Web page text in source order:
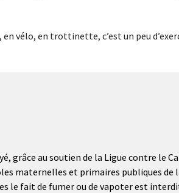
vélo, en trottinette, c’est un peu
grâce au soutien de la Ligue contre le
maternelles et primaires publiques de
le fait de fumer ou de vapoter est